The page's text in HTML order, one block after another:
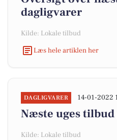
dagligvarer
Kilde: Lokale tilbud
Læs hele artiklen her
DAGLIGVARER 14-01-2022
Næste uges
Kilde: Lokale tilbud